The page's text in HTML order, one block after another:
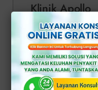
Klinik Apollo
Apa Itu
Ayam?